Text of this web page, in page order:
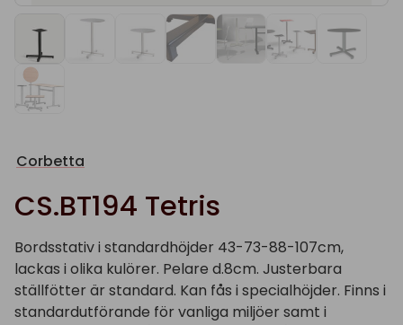
Corbetta
CS.BT194 Tetris
Bordsstativ i standardhöjder 43-73-88-107cm,
lackas i olika kulörer. Pelare d.8cm. Justerbara
ställfötter är standard. Kan fås i specialhöjder. Finns i
standardutförande för vanliga miljöer samt i